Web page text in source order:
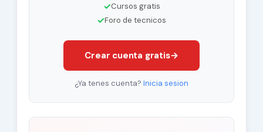
✓Cursos gratis
✓Foro de tecnicos
Crear cuenta gratis→
¿Ya tenes cuenta? Inicia sesion